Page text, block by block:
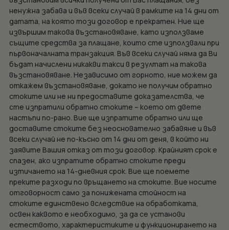
ненужна забава и във всеки случай в рамките на 14 дни от
датата, на която този договор е прекратен. Ние ще
извършим такова възстановяване, като използваме
същите средства за плащане, които сте използвали при
първоначалната транзакция. Във всеки случай няма да Ви
бъдат начислени никакви такси в резултат на такова
възстановяване. Независимо от горното, ние можем да
откажем възстановяване, докато не получим обратно
стоките или не ни предоставите доказателства, че
сте изпратили обратно стоките – което от двете
настъпи по-рано. Вие ще изпратите обратно или ще
доставите стоките без неоснователно забавяне и във
всеки случай не по-късно от 14 дни от деня, в който ни
заявите Вашия отказ от този договор. Крайният срок е
спазен, ако изпратите обратно стоките преди
изтичането на 14-дневния срок. Вие ще поемете
преките разходи по връщането на стоките. Вие носите
отговорност само за понижената стойност на
стоките единствено вследствие на обработката,
освен каквото е необходимо, за да се установи
естеството, характеристиките и функционирането на